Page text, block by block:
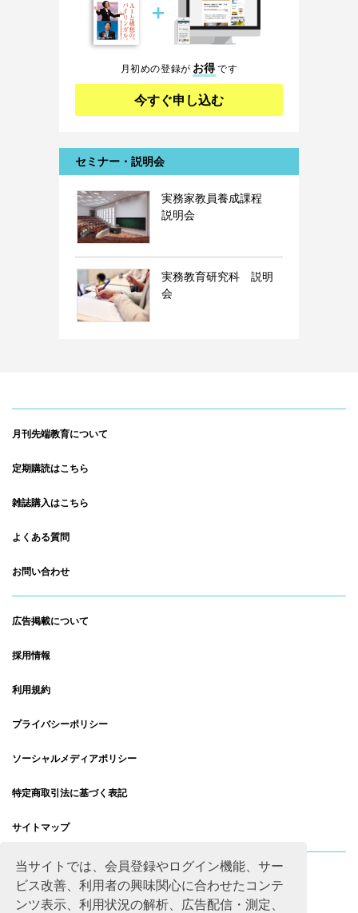
当サイトでは、会員登録やログイン機能、サー
ビス改善、利用者の興味関心に合わせたコンテ
ンツ表示、利用状況の解析、広告配信・測定、
＋
月初めの登録が お得です
今すぐ申し込む
セミナー・説明会
実務家教員養成課程
説明会
実務教育研究科 説明
会
月刊先端教育について
定期購読はこちら
雑誌購入はこちら
よくある質問
お問い合わせ
広告掲載について
採用情報
利用規約
プライバシーポリシー
ソーシャルメディアポリシー
特定商取引法に基づく表記
サイトマップ